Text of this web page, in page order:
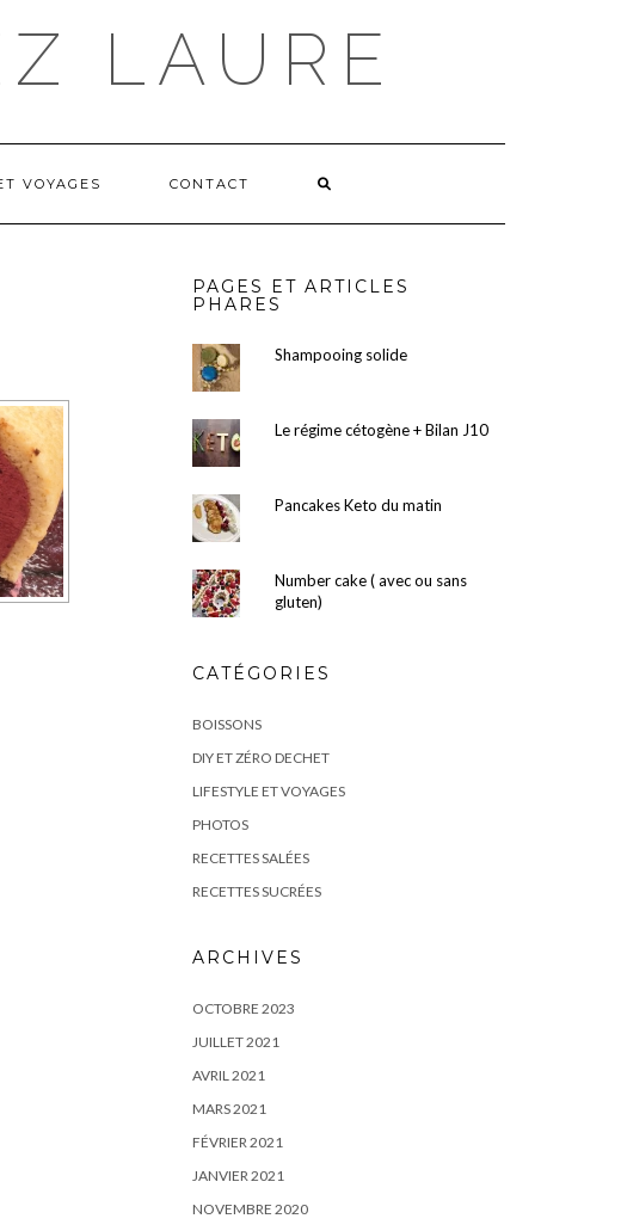
LAURE
VOYAGES CONTACT
PAGES ET ARTICLES
PHARES
Shampooing solide
Le régime cétogène + Bilan J10
Pancakes Keto du matin
Number cake ( avec ou sans
gluten)
CATÉGORIES
BOISSONS
DIY ET ZÉRO DECHET
LIFESTYLE ET VOYAGES
PHOTOS
RECETTES SALÉES
RECETTES SUCRÉES
ARCHIVES
OCTOBRE 2023
JUILLET 2021
AVRIL 2021
MARS 2021
FÉVRIER 2021
JANVIER 2021
NOVEMBRE 2020